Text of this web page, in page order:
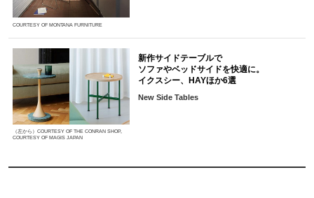
COURTESY OF MONTANA FURNITURE
（左から）COURTESY OF THE CONRAN SHOP,
COURTESY OF MAGIS JAPAN
新作サイドテーブルで
ソファやベッドサイドを快適に。
イクスシー、HAYほか6選
New Side Tables